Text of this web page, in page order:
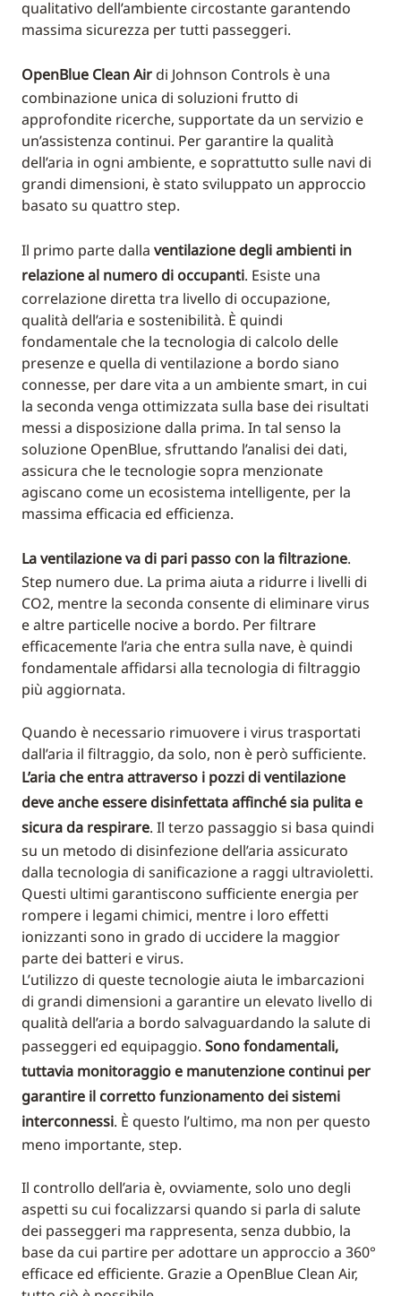
qualitativo dell’ambiente circostante garantendo
massima sicurezza per tutti passeggeri.
OpenBlue Clean Air di Johnson Controls è una
combinazione unica di soluzioni frutto di
approfondite ricerche, supportate da un servizio e
un’assistenza continui. Per garantire la qualità
dell’aria in ogni ambiente, e soprattutto sulle navi di
grandi dimensioni, è stato sviluppato un approccio
basato su quattro step.
Il primo parte dalla ventilazione degli ambienti in
relazione al numero di occupanti. Esiste una
correlazione diretta tra livello di occupazione,
qualità dell’aria e sostenibilità. È quindi
fondamentale che la tecnologia di calcolo delle
presenze e quella di ventilazione a bordo siano
connesse, per dare vita a un ambiente smart, in cui
la seconda venga ottimizzata sulla base dei risultati
messi a disposizione dalla prima. In tal senso la
soluzione OpenBlue, sfruttando l’analisi dei dati,
assicura che le tecnologie sopra menzionate
agiscano come un ecosistema intelligente, per la
massima efficacia ed efficienza.
La ventilazione va di pari passo con la filtrazione.
Step numero due. La prima aiuta a ridurre i livelli di
CO2, mentre la seconda consente di eliminare virus
e altre particelle nocive a bordo. Per filtrare
efficacemente l’aria che entra sulla nave, è quindi
fondamentale affidarsi alla tecnologia di filtraggio
più aggiornata.
Quando è necessario rimuovere i virus trasportati
dall’aria il filtraggio, da solo, non è però sufficiente.
L’aria che entra attraverso i pozzi di ventilazione
deve anche essere disinfettata affinché sia pulita e
sicura da respirare. Il terzo passaggio si basa quindi
su un metodo di disinfezione dell’aria assicurato
dalla tecnologia di sanificazione a raggi ultravioletti.
Questi ultimi garantiscono sufficiente energia per
rompere i legami chimici, mentre i loro effetti
ionizzanti sono in grado di uccidere la maggior
parte dei batteri e virus.
L’utilizzo di queste tecnologie aiuta le imbarcazioni
di grandi dimensioni a garantire un elevato livello di
qualità dell’aria a bordo salvaguardando la salute di
passeggeri ed equipaggio. Sono fondamentali,
tuttavia monitoraggio e manutenzione continui per
garantire il corretto funzionamento dei sistemi
interconnessi. È questo l’ultimo, ma non per questo
meno importante, step.
Il controllo dell’aria è, ovviamente, solo uno degli
aspetti su cui focalizzarsi quando si parla di salute
dei passeggeri ma rappresenta, senza dubbio, la
base da cui partire per adottare un approccio a 360°
efficace ed efficiente. Grazie a OpenBlue Clean Air,